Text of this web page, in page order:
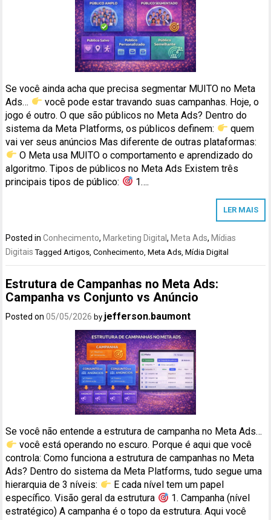
Se você ainda acha que precisa segmentar MUITO no Meta
Ads…
você pode estar travando suas campanhas. Hoje, o
jogo é outro. O que são públicos no Meta Ads? Dentro do
sistema da Meta Platforms, os públicos definem:
quem
vai ver seus anúncios Mas diferente de outras plataformas:
O Meta usa MUITO o comportamento e aprendizado do
algoritmo. Tipos de públicos no Meta Ads Existem três
principais tipos de público:
1….
LER MAIS
Posted inConhecimento, Marketing Digital, Meta Ads, Mídias
Digitais Tagged Artigos ,Conhecimento ,Meta Ads ,Mídia Digital
Estrutura de Campanhas no Meta Ads:
Campanha vs Conjunto vs Anúncio
Posted on05/05/2026 by jefferson.baumont
Se você não entende a estrutura de campanha no Meta Ads…
você está operando no escuro. Porque é aqui que você
controla: Como funciona a estrutura de campanhas no Meta
Ads? Dentro do sistema da Meta Platforms, tudo segue uma
hierarquia de 3 níveis:
E cada nível tem um papel
específico. Visão geral da estrutura
1. Campanha (nível
estratégico) A campanha é o topo da estrutura. Aqui você